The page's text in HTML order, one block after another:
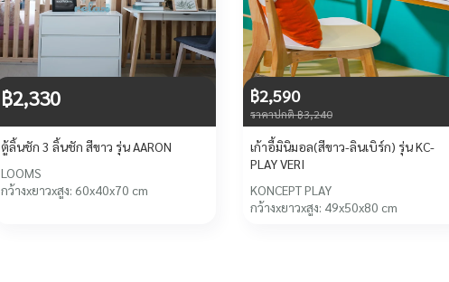
฿2,330
ตู้ลิ้นชัก 3 ลิ้นชัก สีขาว รุ่น AARON
LOOMS
กว้างxยาวxสูง: 60x40x70 cm
฿2,590
ราคาปกติ ฿3,240
เก้าอี้มินิมอล(สีขาว-ลินเบิร์ก) รุ่น KC-
PLAY VERI
KONCEPT PLAY
กว้างxยาวxสูง: 49x50x80 cm